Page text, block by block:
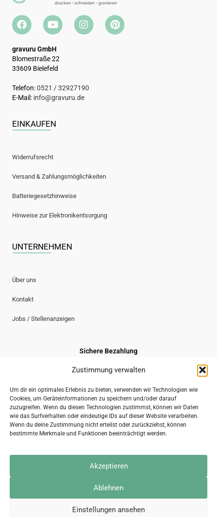
Zustimmung verwalten
Um dir ein optimales Erlebnis zu bieten, verwenden wir Technologien wie
Cookies, um Geräteinformationen zu speichern und/oder darauf
zuzugreifen. Wenn du diesen Technologien zustimmst, können wir Daten
wie das Surfverhalten oder eindeutige IDs auf dieser Website verarbeiten.
Wenn du deine Zustimmung nicht erteilst oder zurückziehst, können
bestimmte Merkmale und Funktionen beeinträchtigt werden.
Akzeptieren
Ablehnen
Einstellungen ansehen
gravuru GmbH
Blomestraße 22
33609 Bielefeld
Telefon:0521 / 32927190
E-Mail: info@gravuru.de
EINKAUFEN
Widerrufsrecht
Versand & Zahlungsmöglichkeiten
Batteriegesetzhinweise
Hinweise zur Elektronikentsorgung
UNTERNEHMEN
Über uns
Kontakt
Jobs / Stellenanzeigen
Sichere Bezahlung
Sicherer Versand
AGB Datenschutzerklärung
* Alle Preise inkl. der gesetzl. MwSt.